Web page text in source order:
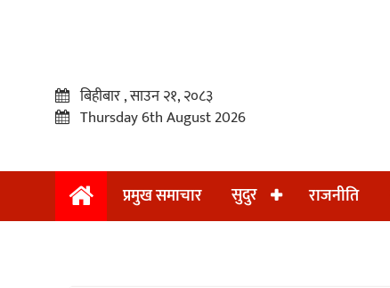
प्रमुख
बिहीबार , साउन २१, २०८३
Thursday 6th August 2026
प्रमुख समाचार सुदुर राजनीति